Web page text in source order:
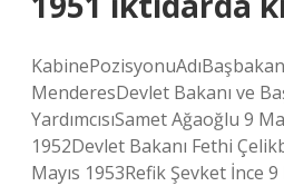
MenderesDevlet Bakanı ve
YardımcısıSamet Ağaoğlu 9
1952Devlet Bakanı Fethi
Mayıs 1953Refik Şevket İnce